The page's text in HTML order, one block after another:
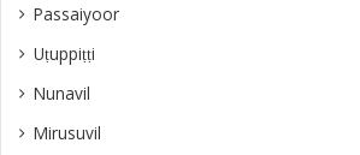
Passaiyoor
Uṭuppiṭṭi
Nunavil
Mirusuvil